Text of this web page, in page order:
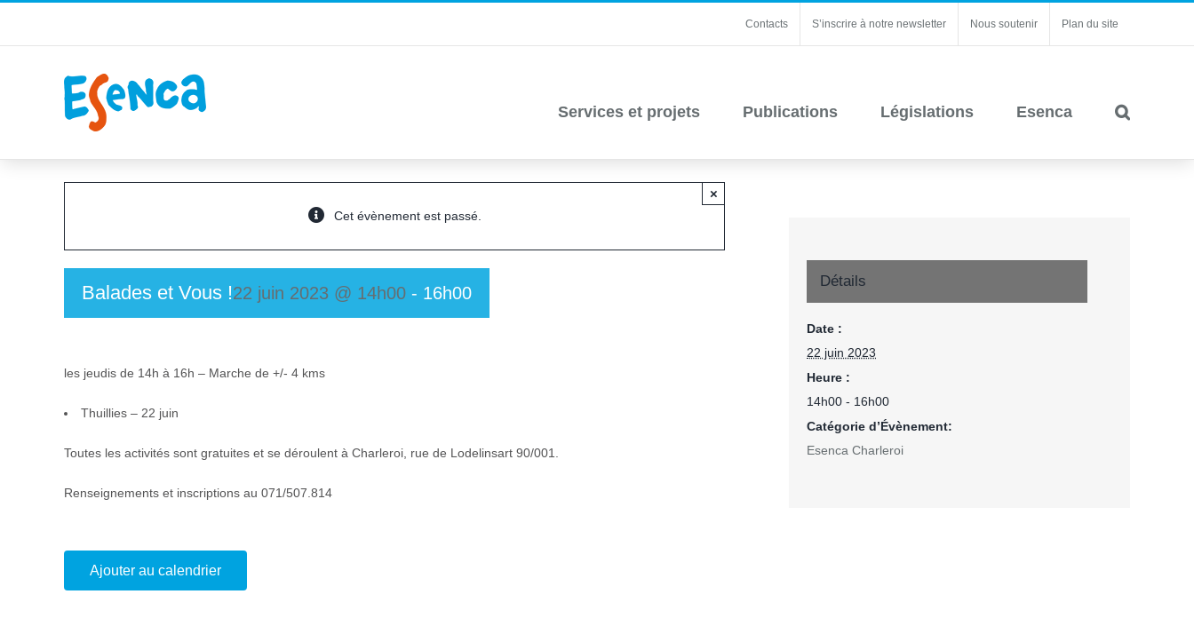
Contacts S’inscrire à notre newsletter Nous soutenir Plan du site
Services et projets Publications Législations Esenca
Cet évènement est passé.
×
Balades et Vous !22 juin 2023 @ 14h00 - 16h00
les jeudis de 14h à 16h – Marche de +/- 4 kms
Thuillies – 22 juin
Toutes les activités sont gratuites et se déroulent à Charleroi, rue de Lodelinsart 90/001.
Renseignements et inscriptions au 071/507.814
Ajouter au calendrier
Détails
Date :
22 juin 2023
Heure :
14h00 - 16h00
Catégorie d’Évènement:
Esenca Charleroi